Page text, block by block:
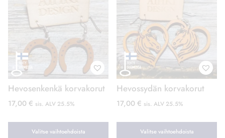
Hevosenkenkä korvakorut
17,00 € sis. ALV 25.5%
Valitse vaihtoehdoista
Hevossydän korvakorut
17,00 € sis. ALV 25.5%
Valitse vaihtoehdoista